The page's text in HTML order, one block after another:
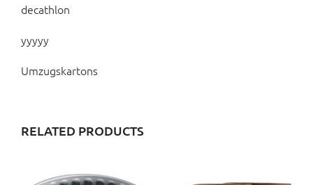
decathlon
yyyyy
Umzugskartons
RELATED PRODUCTS